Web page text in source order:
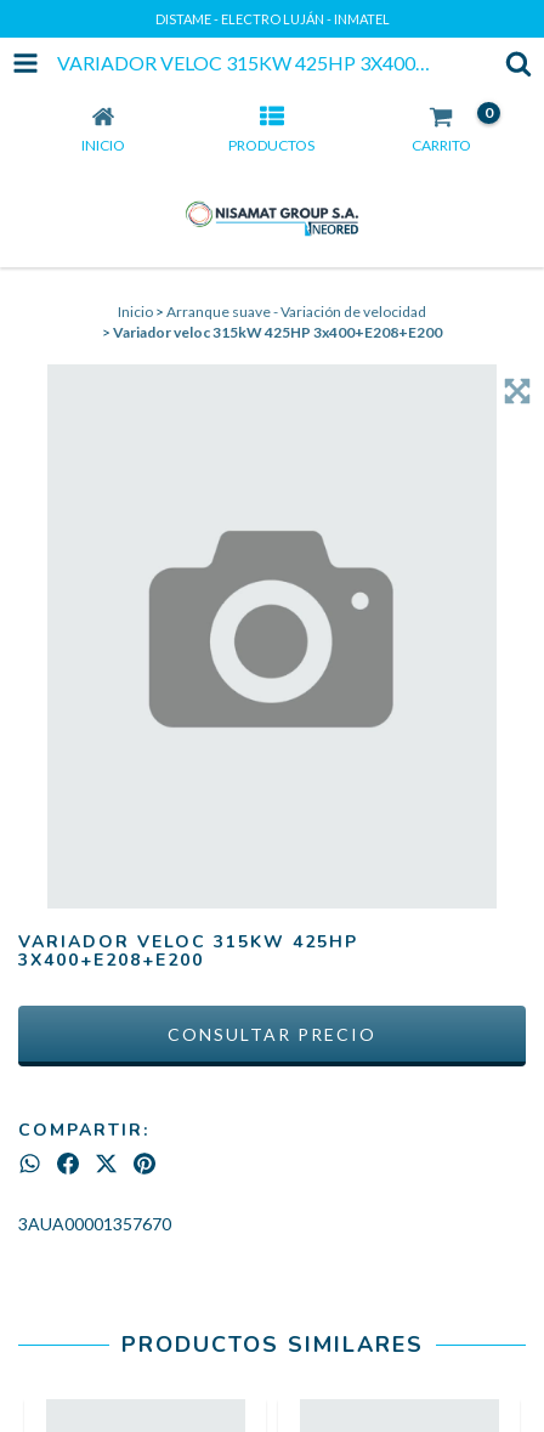
DISTAME - ELECTRO LUJÁN - INMATEL
VARIADOR VELOC 315KW 425HP 3X400+E208+E200
INICIO PRODUCTOS CARRITO
0
Inicio > Arranque suave - Variación de velocidad
> Variador veloc 315kW 425HP 3x400+E208+E200
VARIADOR VELOC 315KW 425HP
3X400+E208+E200
COMPARTIR:
3AUA00001357670
PRODUCTOS SIMILARES